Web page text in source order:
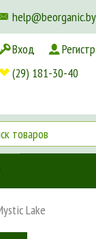
help@beorganic.by
Доставка и оплата
Вход
(29) 181-30-40
Lake